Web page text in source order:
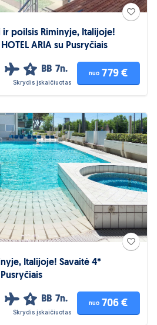
ir poilsis Riminyje, Italijoje!
ARIA su Pusryčiais
4 BB 7n.
Skrydis įskaičiuotas
nuo 779 €
Italijoje! Savaitė 4*
4 BB 7n.
Skrydis įskaičiuotas
nuo 706 €